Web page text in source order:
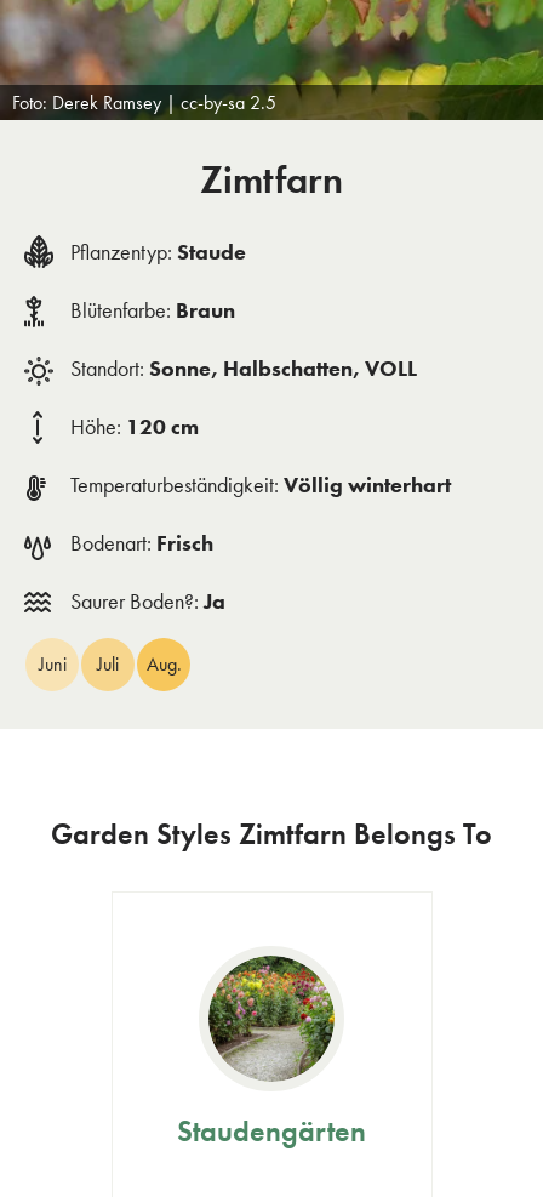
Foto: Derek Ramsey | cc-by-sa 2.5
Zimtfarn
Pflanzentyp: Staude
Blütenfarbe: Braun
Standort: Sonne, Halbschatten, VOLL
Höhe: 120 cm
Temperaturbeständigkeit: Völlig winterhart
Bodenart: Frisch
Saurer Boden?:Ja
Juni Juli Aug.
Garden Styles Zimtfarn Belongs To
Staudengärten